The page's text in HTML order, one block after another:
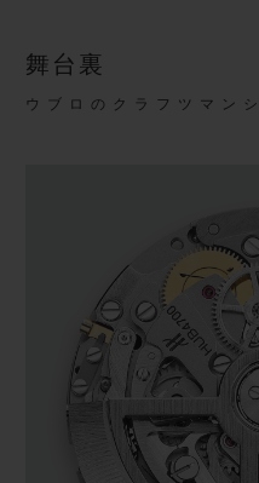
舞台裏
ウブロのクラフツマン